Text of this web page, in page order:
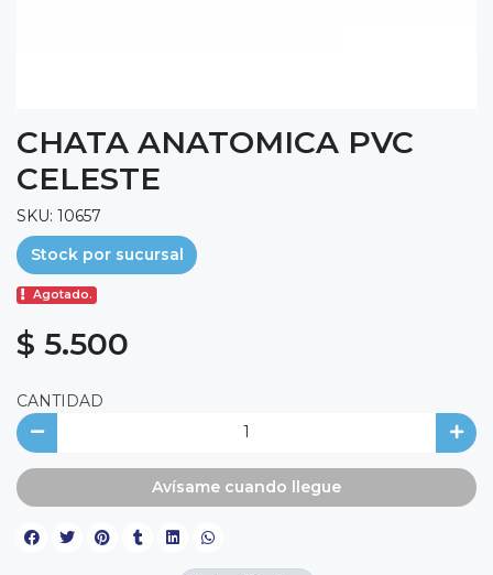
CHATA ANATOMICA PVC
CELESTE
SKU: 10657
Stock por sucursal
Agotado.
$ 5.500
CANTIDAD
Avísame cuando llegue